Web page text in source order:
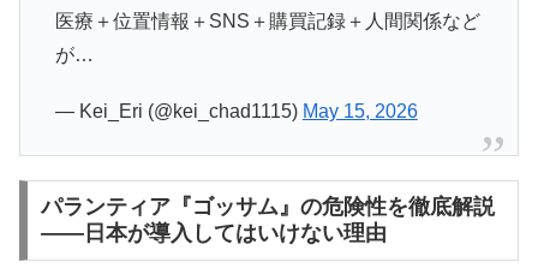
医療＋位置情報＋SNS＋購買記録＋人間関係など
が…
— Kei_Eri (@kei_chad1115) May 15, 2026
パランティア『ゴッサム』の危険性を徹底解説
——日本が導入してはいけない理由